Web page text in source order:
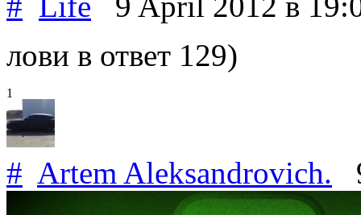
лови в ответ 129)
1
# Artem Aleksandrovich.